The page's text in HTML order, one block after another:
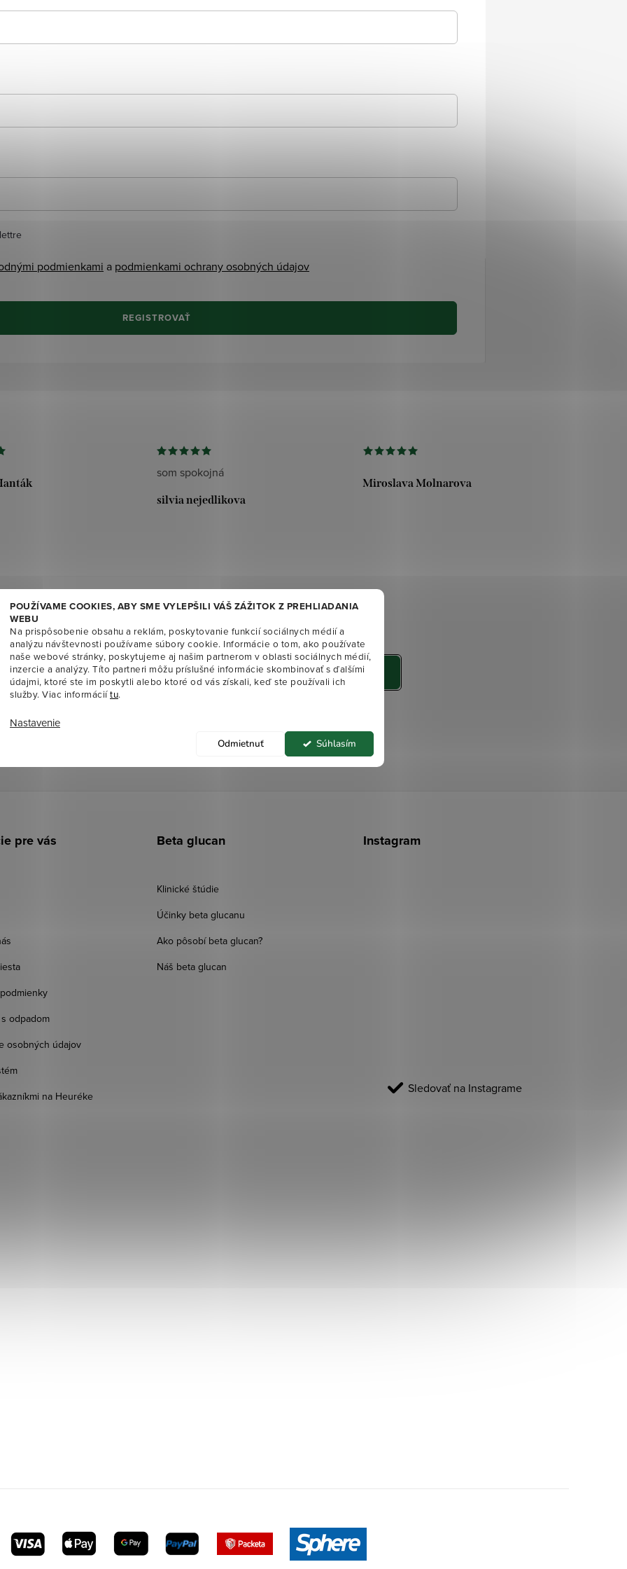
POUŽÍVAME COOKIES, ABY SME VYLEPŠILI VÁŠ ZÁŽITOK Z PREHLIADANIA
WEBU
Na prispôsobenie obsahu a reklám, poskytovanie funkcií sociálnych médií a
analýzu návštevnosti používame súbory cookie. Informácie o tom, ako používate
naše webové stránky, poskytujeme aj našim partnerom v oblasti sociálnych médií,
inzercie a analýzy. Títo partneri môžu príslušné informácie skombinovať s ďalšími
údajmi, ktoré ste im poskytli alebo ktoré od vás získali, keď ste používali ich
služby. Viac informáciítu.
Nastavenie
Odmietnuť Súhlasím
podmienkami a podmienkami ochrany osobných údajov
REGISTROVAŤ
som spokojná
silvia nejedlikova
Miroslava Molnarova
PRIHLÁSIŤ SA
pre vás
odpadom
osobných údajov
na Heuréke
Beta glucan
Klinické štúdie
Účinky beta glucanu
Ako pôsobí beta glucan?
Náš beta glucan
Instagram
Sledovať na Instagrame